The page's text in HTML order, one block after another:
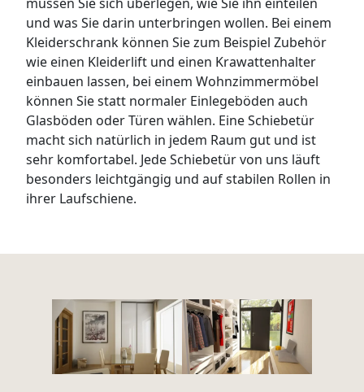
müssen Sie sich überlegen, wie Sie ihn einteilen
und was Sie darin unterbringen wollen. Bei einem
Kleiderschrank können Sie zum Beispiel Zubehör
wie einen Kleiderlift und einen Krawattenhalter
einbauen lassen, bei einem Wohnzimmermöbel
können Sie statt normaler Einlegeböden auch
Glasböden oder Türen wählen. Eine Schiebetür
macht sich natürlich in jedem Raum gut und ist
sehr komfortabel. Jede Schiebetür von uns läuft
besonders leichtgängig und auf stabilen Rollen in
ihrer Laufschiene.